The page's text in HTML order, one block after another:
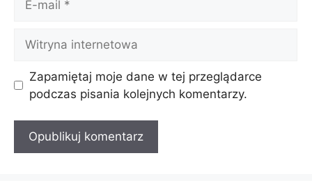
mail
internetowa
Zapamiętaj moje dane w tej przeglądarce
podczas pisania kolejnych komentarzy.